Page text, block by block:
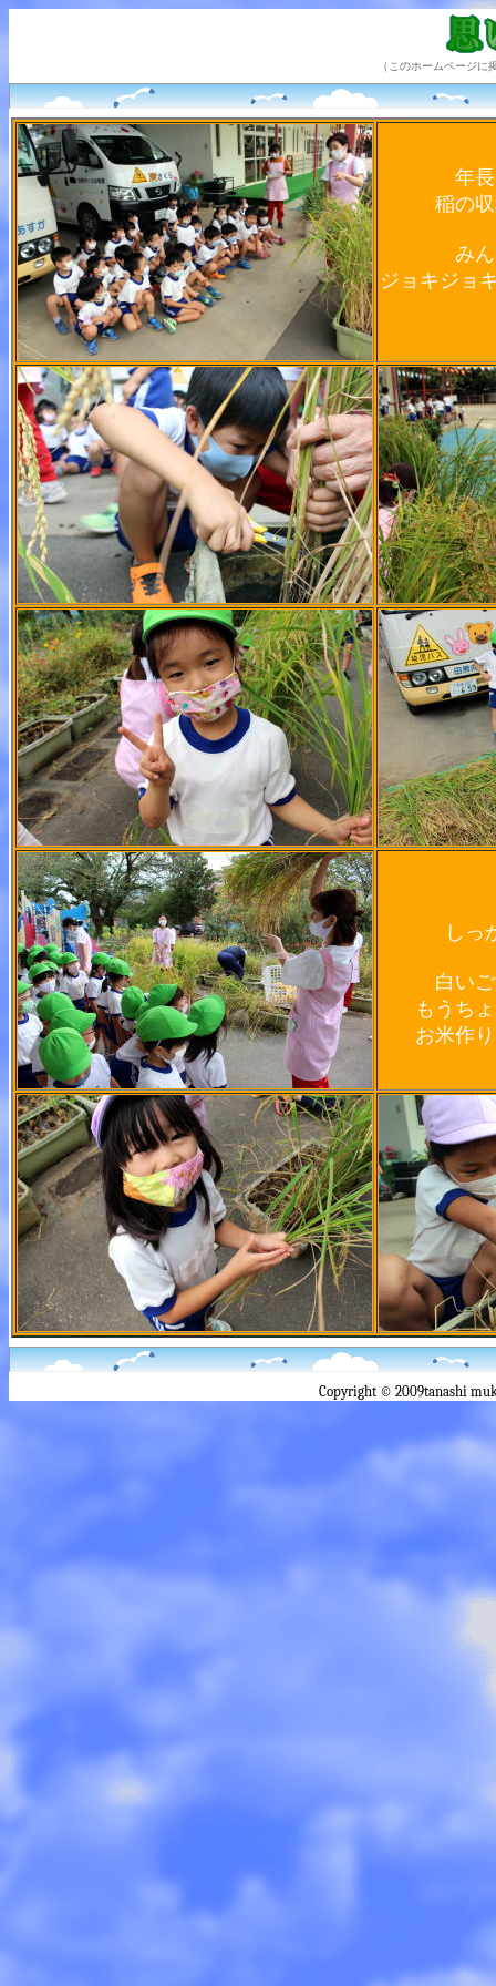
（このホームページ
年
稲の
み
ジョキジョ
しっ
白い
もうち
お米作
Copyright © 2009tanashi